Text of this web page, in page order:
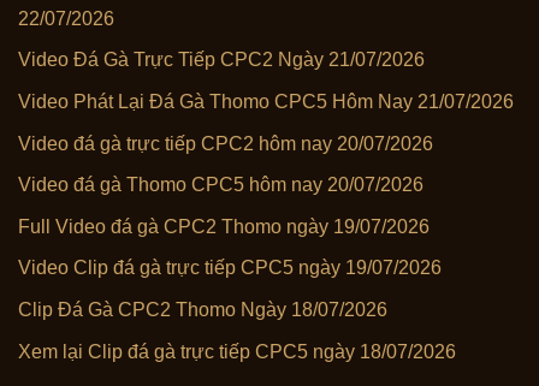
22/07/2026
Video Đá Gà Trực Tiếp CPC2 Ngày 21/07/2026
Video Phát Lại Đá Gà Thomo CPC5 Hôm Nay 21/07/2026
Video đá gà trực tiếp CPC2 hôm nay 20/07/2026
Video đá gà Thomo CPC5 hôm nay 20/07/2026
Full Video đá gà CPC2 Thomo ngày 19/07/2026
Video Clip đá gà trực tiếp CPC5 ngày 19/07/2026
Clip Đá Gà CPC2 Thomo Ngày 18/07/2026
Xem lại Clip đá gà trực tiếp CPC5 ngày 18/07/2026